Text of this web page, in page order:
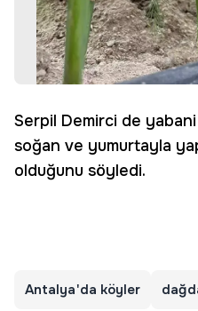
Serpil Demirci de
soğan ve yumurtayla
olduğunu söyledi.
Antalya'da köyler